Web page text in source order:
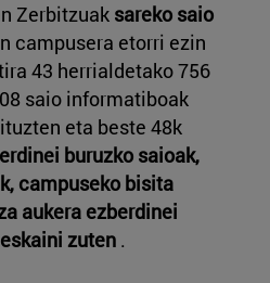
Zerbitzuak sareko saio
campusera etorri ezin
43 herrialdetako 756
saio informatiboak
eta beste 48k
buruzko saioak,
campuseko bisita
aukera ezberdinei
zuten .